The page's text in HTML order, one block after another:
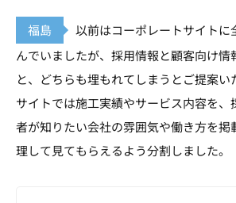
福島
以前はコーポレートサイトに
んでいましたが、採用情報と顧客向け情
と、どちらも埋もれてしまうとご提案
サイトでは施工実績やサービス内容を、
者が知りたい会社の雰囲気や働き方を掲
理して見てもらえるよう分割しました。